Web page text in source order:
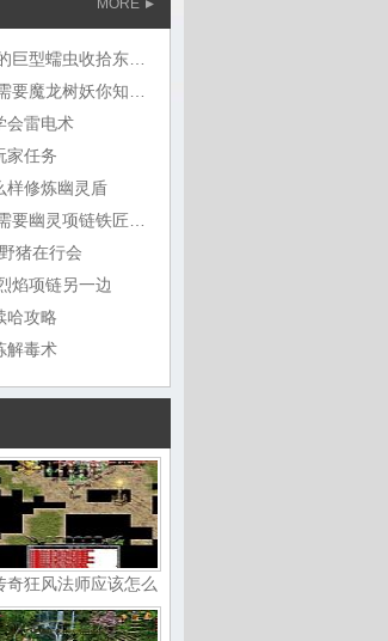
MORE
会雷电术
家任务
样修炼幽灵盾
猪在行会
焰项链另一边
哈攻略
解毒术
奇狂风法师应该怎么